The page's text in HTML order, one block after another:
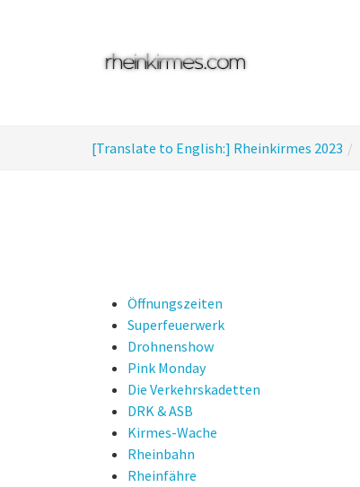
are
[Translate to English:] Rheinkirmes 2023
Öffnungszeiten
Superfeuerwerk
Drohnenshow
Pink Monday
Die Verkehrskadetten
DRK & ASB
Kirmes-Wache
Rheinbahn
Rheinfähre